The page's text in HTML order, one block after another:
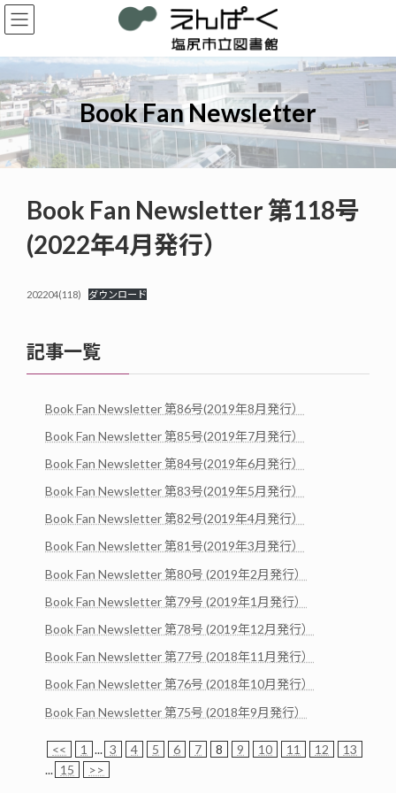
コ
ン
ン
ツ
へ
ス
キ
ッ
プ
ナ
ビ
ー
シ
ョ
ン
に
移
動
Book Fan Newsletter
Book Fan Newsletter 第118号
(2022年4月発行）
202204(118) ダウンロード
記事一覧
Book Fan Newsletter 第86号(2019年8月発行）
Book Fan Newsletter 第85号(2019年7月発行）
Book Fan Newsletter 第84号(2019年6月発行）
Book Fan Newsletter 第83号(2019年5月発行）
Book Fan Newsletter 第82号(2019年4月発行）
Book Fan Newsletter 第81号(2019年3月発行）
Book Fan Newsletter 第80号 (2019年2月発行）
Book Fan Newsletter 第79号 (2019年1月発行）
Book Fan Newsletter 第78号 (2019年12月発行）
Book Fan Newsletter 第77号 (2018年11月発行）
Book Fan Newsletter 第76号 (2018年10月発行）
Book Fan Newsletter 第75号 (2018年9月発行）
<< 1 ... 3 4 5 6 7 8 9 10 11 12
13
... 15 >>